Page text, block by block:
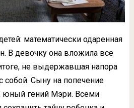
математически одаренная
В девочку она вложила все
не выдержавшая напора
собой. Сыну на попечение
юный гений Мэри. Всеми